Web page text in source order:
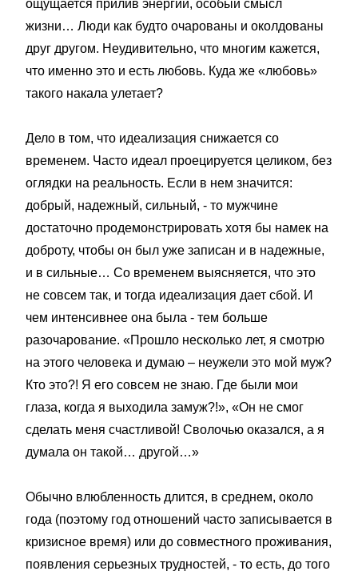
ощущается прилив энергии, особый смысл
жизни… Люди как будто очарованы и околдованы
друг другом. Неудивительно, что многим кажется,
что именно это и есть любовь. Куда же «любовь»
такого накала улетает?
Дело в том, что идеализация снижается со
временем. Часто идеал проецируется целиком, без
оглядки на реальность. Если в нем значится:
добрый, надежный, сильный, - то мужчине
достаточно продемонстрировать хотя бы намек на
доброту, чтобы он был уже записан и в надежные,
и в сильные… Со временем выясняется, что это
не совсем так, и тогда идеализация дает сбой. И
чем интенсивнее она была - тем больше
разочарование. «Прошло несколько лет, я смотрю
на этого человека и думаю – неужели это мой муж?
Кто это?! Я его совсем не знаю. Где были мои
глаза, когда я выходила замуж?!», «Он не смог
сделать меня счастливой! Сволочью оказался, а я
думала он такой… другой…»
Обычно влюбленность длится, в среднем, около
года (поэтому год отношений часто записывается в
кризисное время) или до совместного проживания,
появления серьезных трудностей, - то есть, до того